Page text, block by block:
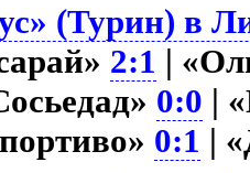
(Турин) в
2:1 |
0:0 |
0:1 |